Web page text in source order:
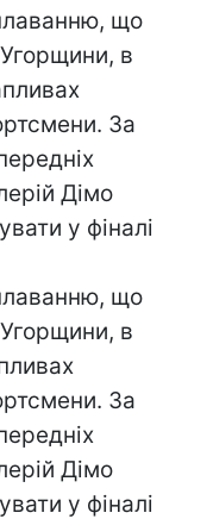
що
в
За
Дімо
у фіналі
що
в
За
Дімо
у фіналі